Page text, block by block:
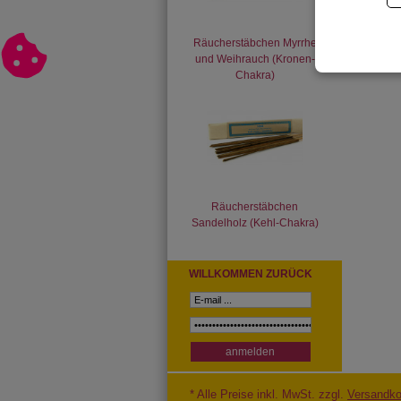
Räucherstäbchen Myrrhe
und Weihrauch (Kronen-
Chakra)
Räucherstäbchen
Sandelholz (Kehl-Chakra)
WILLKOMMEN ZURÜCK
* Alle Preise inkl. MwSt. zzgl.